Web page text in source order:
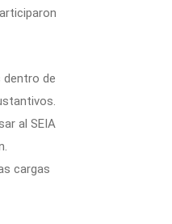
dentro de
al SEIA
cargas